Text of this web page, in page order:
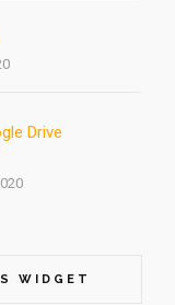
Drive
WIDGET